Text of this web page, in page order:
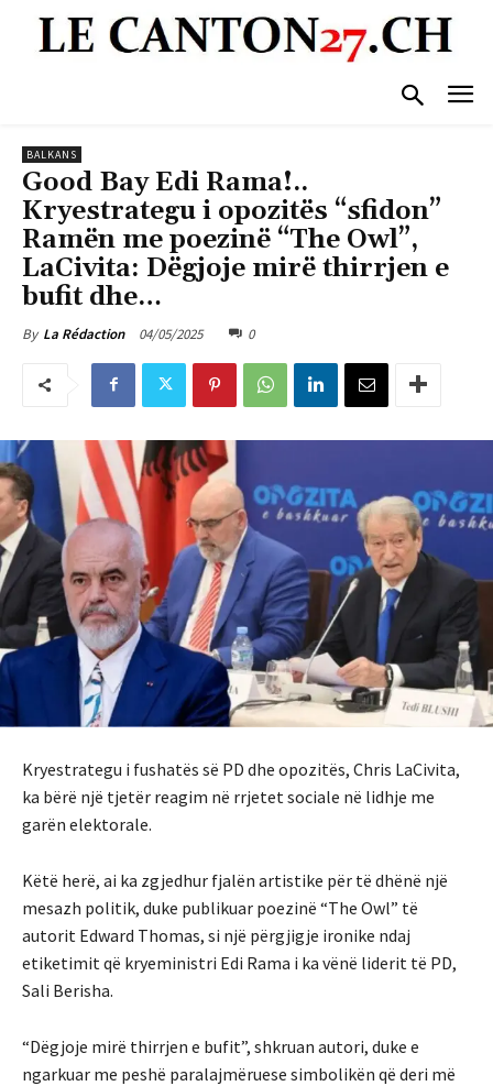
BALKANS
Good Bay Edi Rama!..
Kryestrategu i opozitës “sfidon”
Ramën me poezinë “The Owl”,
LaCivita: Dëgjoje mirë thirrjen e
bufit dhe…
By La Rédaction 04/05/2025 0
Kryestrategu i fushatës së PD dhe opozitës, Chris LaCivita,
ka bërë një tjetër reagim në rrjetet sociale në lidhje me
garën elektorale.
Këtë herë, ai ka zgjedhur fjalën artistike për të dhënë një
mesazh politik, duke publikuar poezinë “The Owl” të
autorit Edward Thomas, si një përgjigje ironike ndaj
etiketimit që kryeministri Edi Rama i ka vënë liderit të PD,
Sali Berisha.
“Dëgjoje mirë thirrjen e bufit”, shkruan autori, duke e
ngarkuar me peshë paralajmëruese simbolikën që deri më